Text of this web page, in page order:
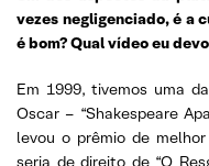
vezes negligenciado, é a
é bom? Qual vídeo eu
Em 1999, tivemos uma
Oscar – “Shakespeare
levou o prêmio de
seria de direito de “O